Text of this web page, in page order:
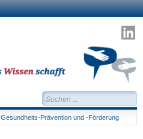
Suchen...
Gesundheits-Prävention und -Förderung